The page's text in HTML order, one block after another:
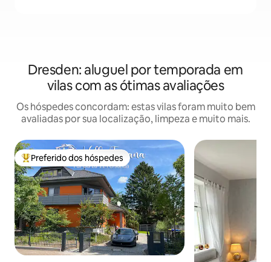
Dresden: aluguel por temporada em
vilas com as ótimas avaliações
Os hóspedes concordam: estas vilas foram muito bem
avaliadas por sua localização, limpeza e muito mais.
Entre os melhores preferidos dos hóspedes
Preferido dos hóspedes